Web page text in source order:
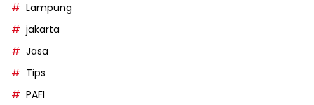
Lampung
jakarta
Jasa
Tips
PAFI